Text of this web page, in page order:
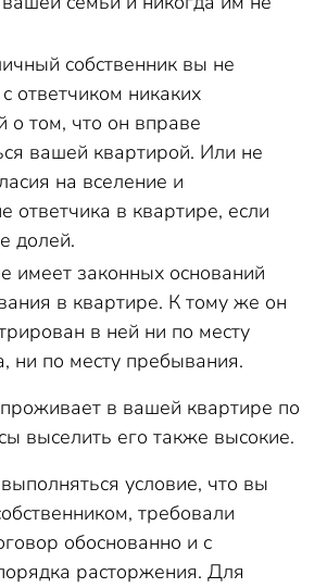
собственник вы не
ответчиком никаких
о том, что он вправе
вашей квартирой. Или не
на вселение и
ответчика в квартире, если
долей.
имеет законных оснований
в квартире. К тому же он
в ней ни по месту
ни по месту пребывания.
в вашей квартире по
выселить его также высокие.
условие, что вы
требовали
обоснованно и с
расторжения. Для